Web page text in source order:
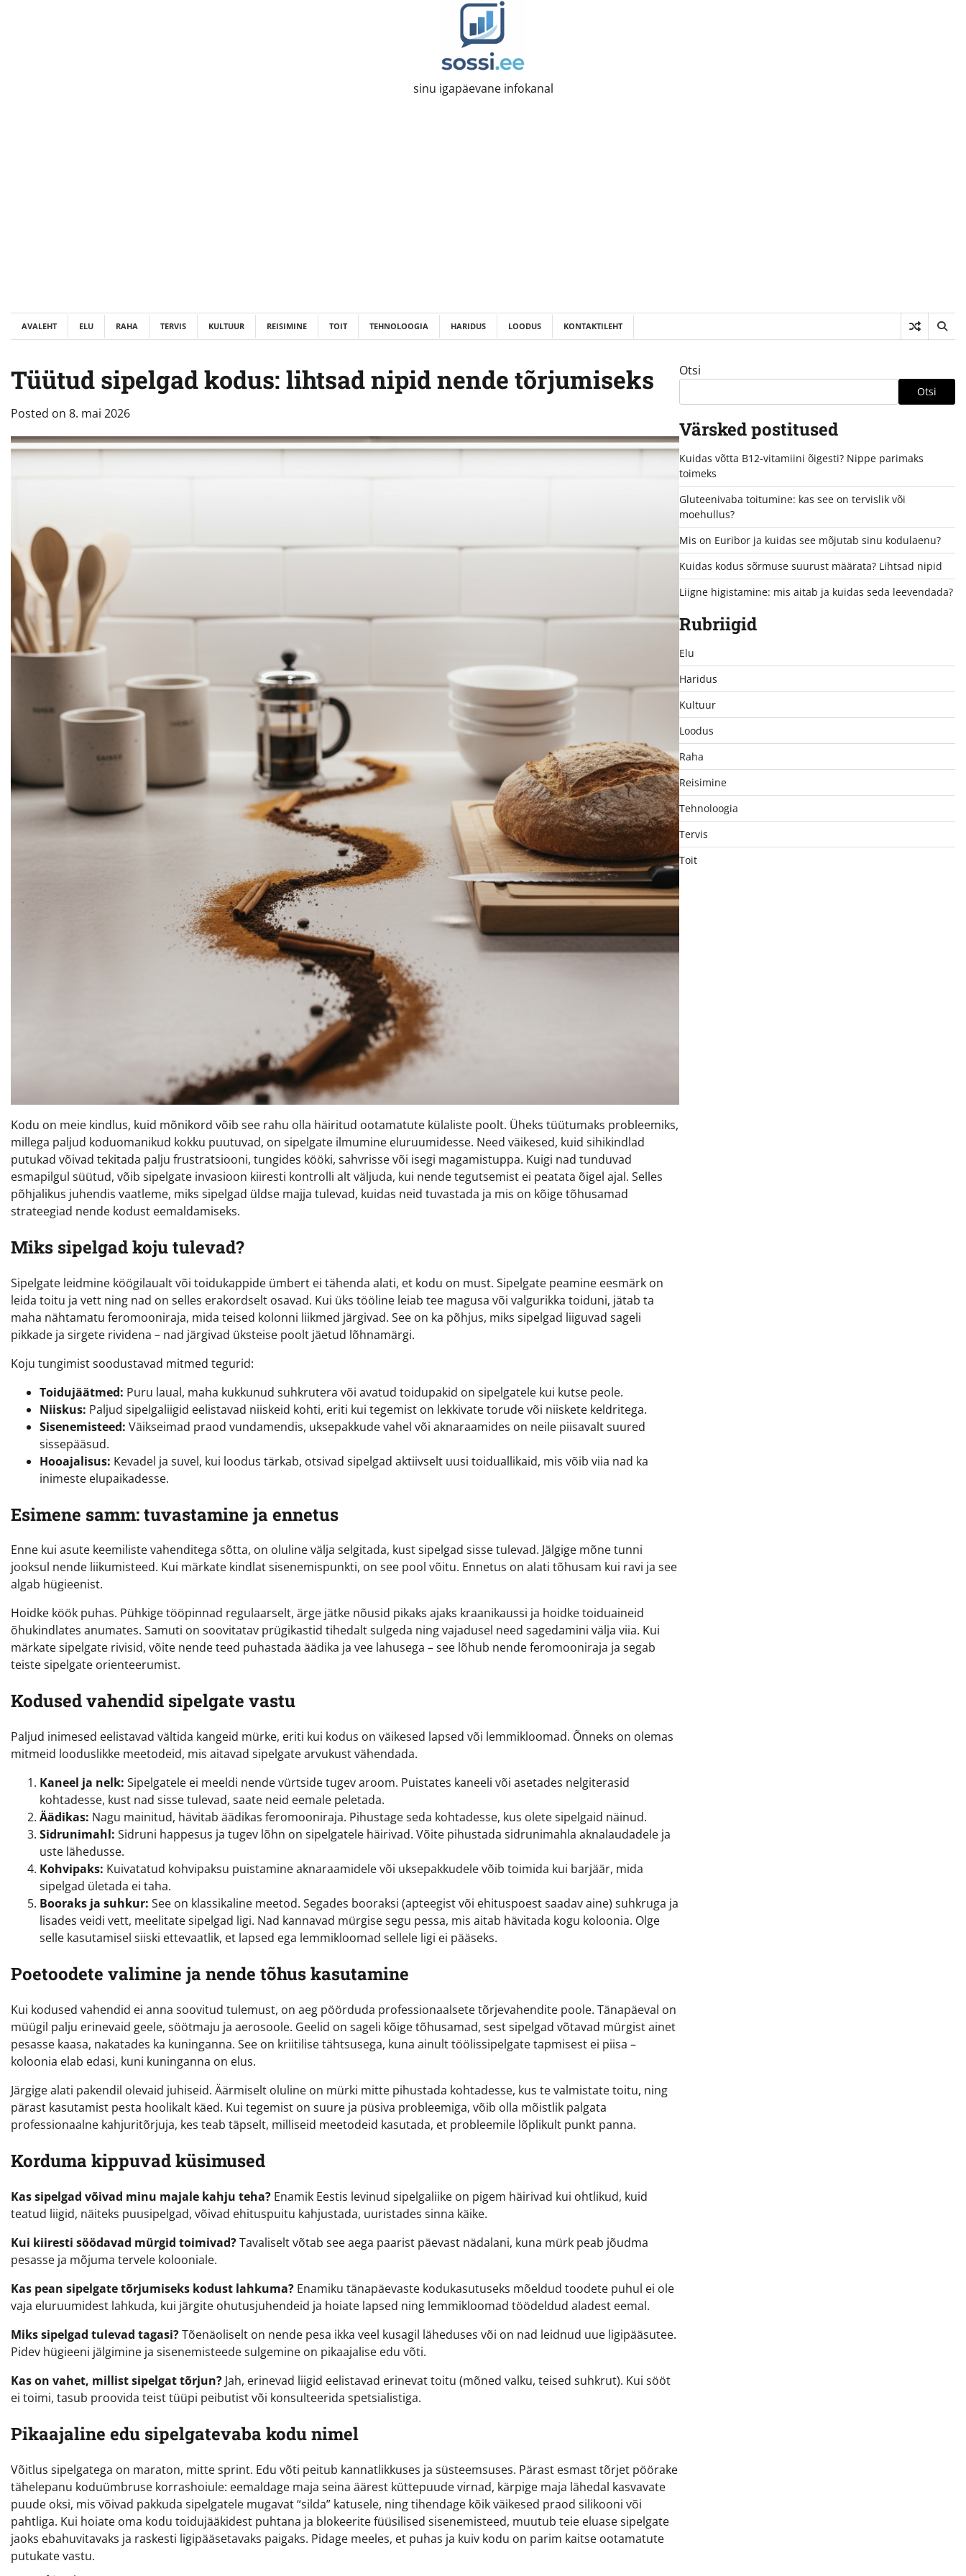
sinu igapäevane infokanal
AVALEHT ELU RAHA TERVIS KULTUUR REISIMINE TOIT TEHNOLOOGIA HARIDUS LOODUS KONTAKTILEHT
Tüütud sipelgad kodus: lihtsad nipid nende tõrjumiseks
Posted on 8. mai 2026
Kodu on meie kindlus, kuid mõnikord võib see rahu olla häiritud ootamatute külaliste poolt. Üheks tüütumaks probleemiks,
millega paljud koduomanikud kokku puutuvad, on sipelgate ilmumine eluruumidesse. Need väikesed, kuid sihikindlad
putukad võivad tekitada palju frustratsiooni, tungides kööki, sahvrisse või isegi magamistuppa. Kuigi nad tunduvad
esmapilgul süütud, võib sipelgate invasioon kiiresti kontrolli alt väljuda, kui nende tegutsemist ei peatata õigel ajal. Selles
põhjalikus juhendis vaatleme, miks sipelgad üldse majja tulevad, kuidas neid tuvastada ja mis on kõige tõhusamad
strateegiad nende kodust eemaldamiseks.
Miks sipelgad koju tulevad?
Sipelgate leidmine köögilaualt või toidukappide ümbert ei tähenda alati, et kodu on must. Sipelgate peamine eesmärk on
leida toitu ja vett ning nad on selles erakordselt osavad. Kui üks tööline leiab tee magusa või valgurikka toiduni, jätab ta
maha nähtamatu feromooniraja, mida teised kolonni liikmed järgivad. See on ka põhjus, miks sipelgad liiguvad sageli
pikkade ja sirgete rividena – nad järgivad üksteise poolt jäetud lõhnamärgi.
Koju tungimist soodustavad mitmed tegurid:
Toidujäätmed: Puru laual, maha kukkunud suhkrutera või avatud toidupakid on sipelgatele kui kutse peole.
Niiskus: Paljud sipelgaliigid eelistavad niiskeid kohti, eriti kui tegemist on lekkivate torude või niiskete keldritega.
Sisenemisteed: Väikseimad praod vundamendis, uksepakkude vahel või aknaraamides on neile piisavalt suured
sissepääsud.
Hooajalisus: Kevadel ja suvel, kui loodus tärkab, otsivad sipelgad aktiivselt uusi toiduallikaid, mis võib viia nad ka
inimeste elupaikadesse.
Esimene samm: tuvastamine ja ennetus
Enne kui asute keemiliste vahenditega sõtta, on oluline välja selgitada, kust sipelgad sisse tulevad. Jälgige mõne tunni
jooksul nende liikumisteed. Kui märkate kindlat sisenemispunkti, on see pool võitu. Ennetus on alati tõhusam kui ravi ja see
algab hügieenist.
Hoidke köök puhas. Pühkige tööpinnad regulaarselt, ärge jätke nõusid pikaks ajaks kraanikaussi ja hoidke toiduaineid
õhukindlates anumates. Samuti on soovitatav prügikastid tihedalt sulgeda ning vajadusel need sagedamini välja viia. Kui
märkate sipelgate rivisid, võite nende teed puhastada äädika ja vee lahusega – see lõhub nende feromooniraja ja segab
teiste sipelgate orienteerumist.
Kodused vahendid sipelgate vastu
Paljud inimesed eelistavad vältida kangeid mürke, eriti kui kodus on väikesed lapsed või lemmikloomad. Õnneks on olemas
mitmeid looduslikke meetodeid, mis aitavad sipelgate arvukust vähendada.
Kaneel ja nelk: Sipelgatele ei meeldi nende vürtside tugev aroom. Puistates kaneeli või asetades nelgiterasid
kohtadesse, kust nad sisse tulevad, saate neid eemale peletada.
Äädikas: Nagu mainitud, hävitab äädikas feromooniraja. Pihustage seda kohtadesse, kus olete sipelgaid näinud.
Sidrunimahl: Sidruni happesus ja tugev lõhn on sipelgatele häirivad. Võite pihustada sidrunimahla aknalaudadele ja
uste lähedusse.
Kohvipaks: Kuivatatud kohvipaksu puistamine aknaraamidele või uksepakkudele võib toimida kui barjäär, mida
sipelgad ületada ei taha.
Booraks ja suhkur: See on klassikaline meetod. Segades booraksi (apteegist või ehituspoest saadav aine) suhkruga ja
lisades veidi vett, meelitate sipelgad ligi. Nad kannavad mürgise segu pessa, mis aitab hävitada kogu koloonia. Olge
selle kasutamisel siiski ettevaatlik, et lapsed ega lemmikloomad sellele ligi ei pääseks.
Poetoodete valimine ja nende tõhus kasutamine
Kui kodused vahendid ei anna soovitud tulemust, on aeg pöörduda professionaalsete tõrjevahendite poole. Tänapäeval on
müügil palju erinevaid geele, söötmaju ja aerosoole. Geelid on sageli kõige tõhusamad, sest sipelgad võtavad mürgist ainet
pesasse kaasa, nakatades ka kuninganna. See on kriitilise tähtsusega, kuna ainult töölissipelgate tapmisest ei piisa –
koloonia elab edasi, kuni kuninganna on elus.
Järgige alati pakendil olevaid juhiseid. Äärmiselt oluline on mürki mitte pihustada kohtadesse, kus te valmistate toitu, ning
pärast kasutamist pesta hoolikalt käed. Kui tegemist on suure ja püsiva probleemiga, võib olla mõistlik palgata
professionaalne kahjuritõrjuja, kes teab täpselt, milliseid meetodeid kasutada, et probleemile lõplikult punkt panna.
Korduma kippuvad küsimused
Kas sipelgad võivad minu majale kahju teha? Enamik Eestis levinud sipelgaliike on pigem häirivad kui ohtlikud, kuid
teatud liigid, näiteks puusipelgad, võivad ehituspuitu kahjustada, uuristades sinna käike.
Kui kiiresti söödavad mürgid toimivad?Tavaliselt võtab see aega paarist päevast nädalani, kuna mürk peab jõudma
pesasse ja mõjuma tervele kolooniale.
Kas pean sipelgate tõrjumiseks kodust lahkuma? Enamiku tänapäevaste kodukasutuseks mõeldud toodete puhul ei ole
vaja eluruumidest lahkuda, kui järgite ohutusjuhendeid ja hoiate lapsed ning lemmikloomad töödeldud aladest eemal.
Miks sipelgad tulevad tagasi?Tõenäoliselt on nende pesa ikka veel kusagil läheduses või on nad leidnud uue ligipääsutee.
Pidev hügieeni jälgimine ja sisenemisteede sulgemine on pikaajalise edu võti.
Kas on vahet, millist sipelgat tõrjun? Jah, erinevad liigid eelistavad erinevat toitu (mõned valku, teised suhkrut). Kui sööt
ei toimi, tasub proovida teist tüüpi peibutist või konsulteerida spetsialistiga.
Pikaajaline edu sipelgatevaba kodu nimel
Võitlus sipelgatega on maraton, mitte sprint. Edu võti peitub kannatlikkuses ja süsteemsuses. Pärast esmast tõrjet pöörake
tähelepanu koduümbruse korrashoiule: eemaldage maja seina äärest küttepuude virnad, kärpige maja lähedal kasvavate
puude oksi, mis võivad pakkuda sipelgatele mugavat “silda” katusele, ning tihendage kõik väikesed praod silikooni või
pahtliga. Kui hoiate oma kodu toidujääkidest puhtana ja blokeerite füüsilised sisenemisteed, muutub teie eluase sipelgate
jaoks ebahuvitavaks ja raskesti ligipääsetavaks paigaks. Pidage meeles, et puhas ja kuiv kodu on parim kaitse ootamatute
putukate vastu.
Otsi
Otsi
Värsked postitused
Kuidas võtta B12-vitamiini õigesti? Nippe parimaks
toimeks
Gluteenivaba toitumine: kas see on tervislik või
moehullus?
Mis on Euribor ja kuidas see mõjutab sinu kodulaenu?
Kuidas kodus sõrmuse suurust määrata? Lihtsad nipid
Liigne higistamine: mis aitab ja kuidas seda leevendada?
Rubriigid
Elu
Haridus
Kultuur
Loodus
Raha
Reisimine
Tehnoloogia
Tervis
Toit